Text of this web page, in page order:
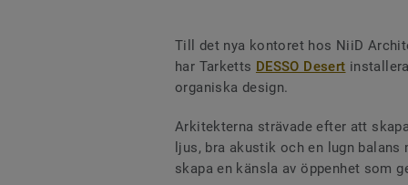
Till det nya kontoret hos NiiD
har Tarketts DESSO Desert
organiska design.
Arkitekterna strävade efter att
ljus, bra akustik och en lugn
skapa en känsla av öppenhet som